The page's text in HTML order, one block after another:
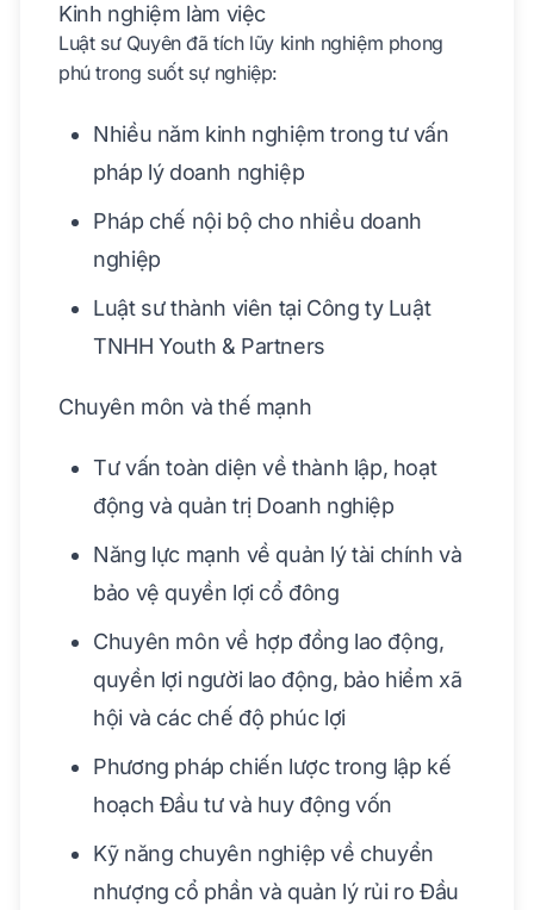
Kinh nghiệm làm việc
Luật sư Quyên đã tích lũy kinh nghiệm phong
phú trong suốt sự nghiệp:
Nhiều năm kinh nghiệm trong tư vấn
pháp lý doanh nghiệp
Pháp chế nội bộ cho nhiều doanh
nghiệp
Luật sư thành viên tại Công ty Luật
TNHH Youth & Partners
Chuyên môn và thế mạnh
Tư vấn toàn diện về thành lập, hoạt
động và quản trị Doanh nghiệp
Năng lực mạnh về quản lý tài chính và
bảo vệ quyền lợi cổ đông
Chuyên môn về hợp đồng lao động,
quyền lợi người lao động, bảo hiểm xã
hội và các chế độ phúc lợi
Phương pháp chiến lược trong lập kế
hoạch Đầu tư và huy động vốn
Kỹ năng chuyên nghiệp về chuyển
nhượng cổ phần và quản lý rủi ro Đầu